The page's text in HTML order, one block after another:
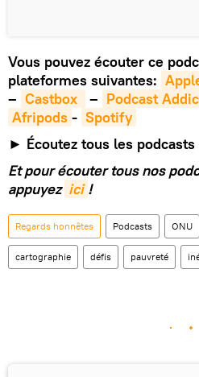
Vous pouvez écouter ce
plateformes suivantes:
– Castbox – Podcast
Afripods - Spotify
► Écoutez tous les podcasts
Et pour écouter tous nos
appuyez ici !
Regards honnêtes Podcasts ONU
cartographie défis pauvreté